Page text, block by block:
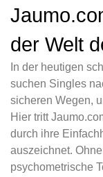
der Welt
In der heutigen
suchen Singles
sicheren Wegen,
Hier tritt
durch ihre
auszeichnet.
psychometrische